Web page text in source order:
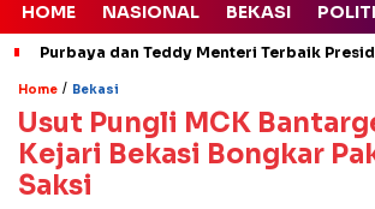
HOME NASIONAL BEKASI
Purbaya dan Teddy Menteri Terbaik
Home / Bekasi
Usut Pungli MCK
Kejari Bekasi Bongkar
Saksi